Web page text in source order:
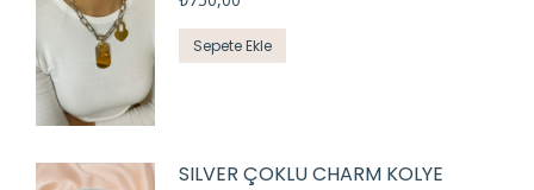
Sepete Ekle
SILVER ÇOKLU CHARM KOLYE